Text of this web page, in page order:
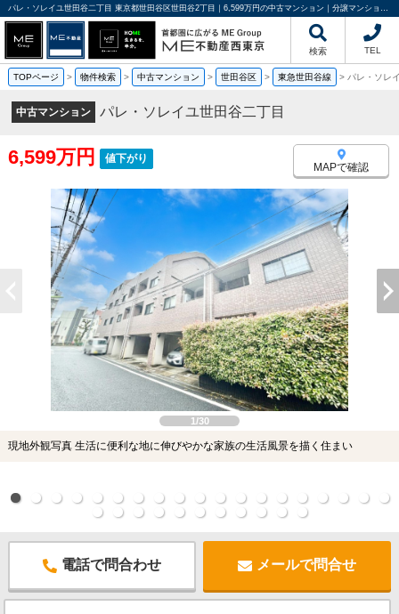
パレ・ソレイユ世田谷二丁目 東京都世田谷区世田谷2丁目｜6,599万円の中古マンション｜分譲マンション情報｜ME不動産西東京
検索 TEL
TOPページ > 物件検索 > 中古マンション > 世田谷区 > 東急世田谷線 > パレ・ソレ
中古マンション パレ・ソレイユ世田谷二丁目
6,599万円 値下がり
MAPで確認
1/30
現地外観写真 生活に便利な地に伸びやかな家族の生活風景を描く住まい
電話で問合わせ メールで問合せ